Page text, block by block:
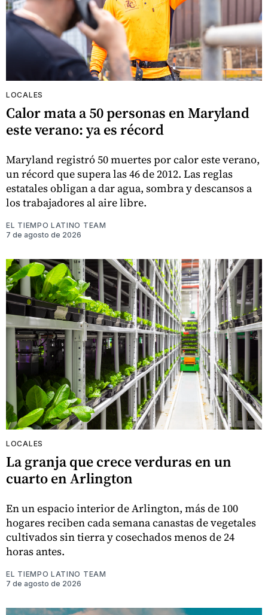
LOCALES
Calor mata a 50 personas en Maryland
este verano: ya es récord
Maryland registró 50 muertes por calor este verano,
un récord que supera las 46 de 2012. Las reglas
estatales obligan a dar agua, sombra y descansos a
los trabajadores al aire libre.
EL TIEMPO LATINO TEAM
7 de agosto de 2026
LOCALES
La granja que crece verduras en un
cuarto en Arlington
En un espacio interior de Arlington, más de 100
hogares reciben cada semana canastas de vegetales
cultivados sin tierra y cosechados menos de 24
horas antes.
EL TIEMPO LATINO TEAM
7 de agosto de 2026